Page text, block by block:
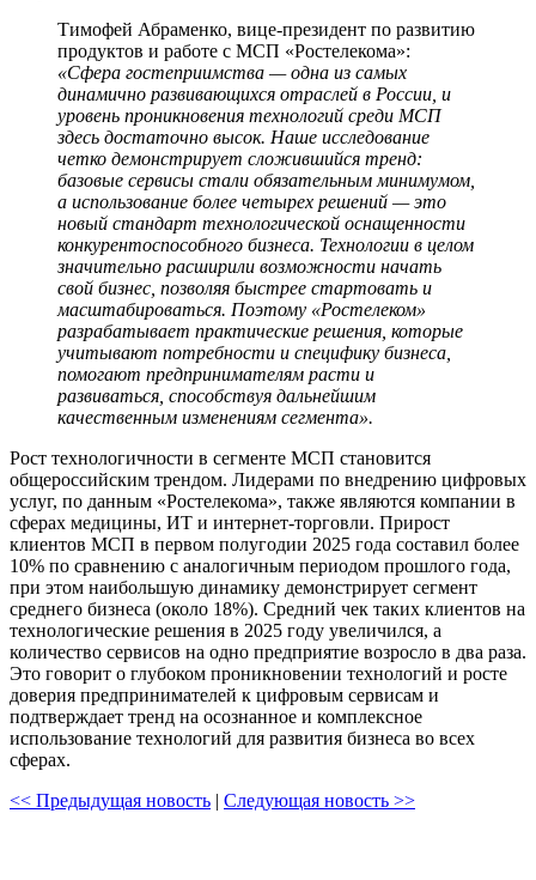
Тимофей Абраменко, вице-президент по развитию
продуктов и работе с МСП «Ростелекома»:
«Сфера гостеприимства — одна из самых
динамично развивающихся отраслей в России, и
уровень проникновения технологий среди МСП
здесь достаточно высок. Наше исследование
четко демонстрирует сложившийся тренд:
базовые сервисы стали обязательным минимумом,
а использование более четырех решений — это
новый стандарт технологической оснащенности
конкурентоспособного бизнеса. Технологии в целом
значительно расширили возможности начать
свой бизнес, позволяя быстрее стартовать и
масштабироваться. Поэтому «Ростелеком»
разрабатывает практические решения, которые
учитывают потребности и специфику бизнеса,
помогают предпринимателям расти и
развиваться, способствуя дальнейшим
качественным изменениям сегмента».
Рост технологичности в сегменте МСП становится
общероссийским трендом. Лидерами по внедрению цифровых
услуг, по данным «Ростелекома», также являются компании в
сферах медицины, ИТ и интернет-торговли. Прирост
клиентов МСП в первом полугодии 2025 года составил более
10% по сравнению с аналогичным периодом прошлого года,
при этом наибольшую динамику демонстрирует сегмент
среднего бизнеса (около 18%). Средний чек таких клиентов на
технологические решения в 2025 году увеличился, а
количество сервисов на одно предприятие возросло в два раза.
Это говорит о глубоком проникновении технологий и росте
доверия предпринимателей к цифровым сервисам и
подтверждает тренд на осознанное и комплексное
использование технологий для развития бизнеса во всех
сферах.
<< Предыдущая новость | Следующая новость >>